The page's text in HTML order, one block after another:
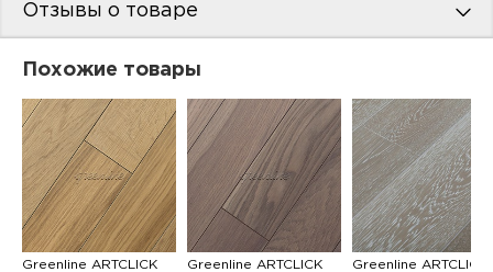
Отзывы о товаре
Похожие товары
Greenline ARTCLICK
Greenline ARTCLICK
Greenline ARTCLICK